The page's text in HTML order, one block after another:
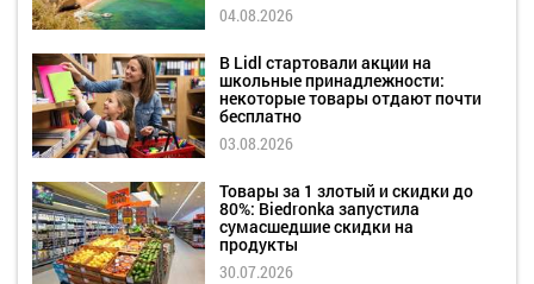
04.08.2026
В Lidl стартовали акции на
школьные принадлежности:
некоторые товары отдают почти
бесплатно
03.08.2026
Товары за 1 злотый и скидки до
80%: Biedronka запустила
сумасшедшие скидки на
продукты
30.07.2026